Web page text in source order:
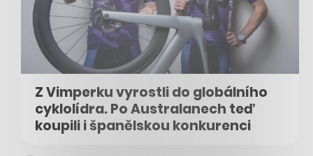
Z Vimperku vyrostli do globálního
cyklolídra. Po Australanech teď
koupili i španělskou konkurenci